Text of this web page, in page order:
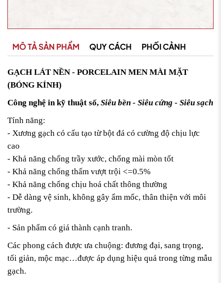
MÔ TẢ SẢN PHẨM QUY CÁCH PHỐI CẢNH
GẠCH LÁT NỀN - PORCELAIN MEN MÀI MẶT
(BÓNG KÍNH)
Công nghệ in kỹ thuật số, Siêu bền - Siêu cứng - Siêu sạch
Tính năng:
- Xương gạch có cấu tạo từ bột đá có cường độ chịu lực
cao
- Khả năng chống trầy xước, chống mài mòn tốt
- Khả năng chống thấm vượt trội <=0.5%
- Khả năng chống chịu hoá chất thông thường
- Dễ dàng vệ sinh, không gây ẩm mốc, thân thiện với môi
trường.
- Sản phẩm có giá thành cạnh tranh.
Các phong cách được ưa chuộng: đương đại, sang trọng,
tối giản, mộc mạc…được áp dụng hiệu quả trong từng mẫu
gạch.